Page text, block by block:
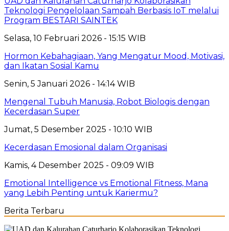
Teknologi Pengelolaan Sampah Berbasis IoT melalui
Program BESTARI SAINTEK
Selasa, 10 Februari 2026 - 15:15 WIB
Hormon Kebahagiaan, Yang Mengatur Mood, Motivasi,
dan Ikatan Sosial Kamu
Senin, 5 Januari 2026 - 14:14 WIB
Mengenal Tubuh Manusia, Robot Biologis dengan
Kecerdasan Super
Jumat, 5 Desember 2025 - 10:10 WIB
Kecerdasan Emosional dalam Organisasi
Kamis, 4 Desember 2025 - 09:09 WIB
Emotional Intelligence vs Emotional Fitness, Mana
yang Lebih Penting untuk Kariermu?
Berita Terbaru